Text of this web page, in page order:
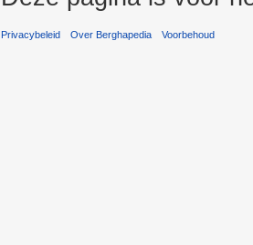
Privacybeleid Over Berghapedia Voorbehoud